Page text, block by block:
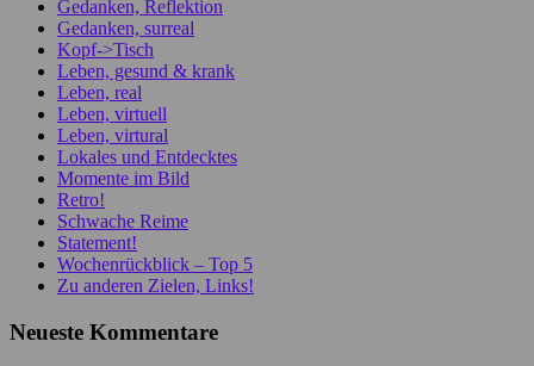
Gedanken, Reflektion
Gedanken, surreal
Kopf->Tisch
Leben, gesund & krank
Leben, real
Leben, virtuell
Leben, virtural
Lokales und Entdecktes
Momente im Bild
Retro!
Schwache Reime
Statement!
Wochenrückblick – Top 5
Zu anderen Zielen, Links!
Neueste Kommentare